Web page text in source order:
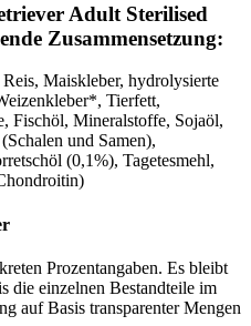
Adult Sterilised
Zusammensetzung:
Maiskleber, hydrolysierte
Tierfett,
Fischöl, Mineralstoffe, Sojaöl,
und Samen),
(0,1%), Tagetesmehl,
Prozentangaben. Es bleibt
die einzelnen Bestandteile im
auf Basis transparenter Mengen